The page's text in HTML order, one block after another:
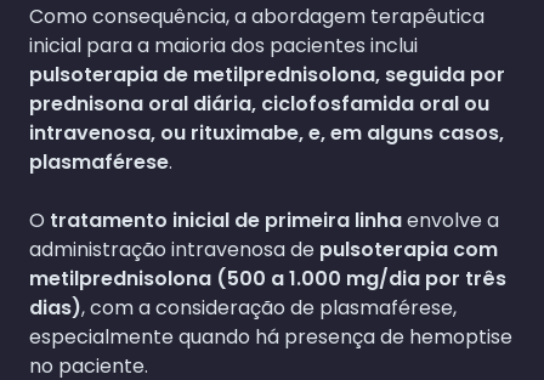
Como consequência, a abordagem terapêutica
inicial para a maioria dos pacientes inclui
pulsoterapia de metilprednisolona, seguida por
prednisona oral diária, ciclofosfamida oral ou
intravenosa, ou rituximabe, e, em alguns casos,
plasmaférese.
O tratamento inicial de primeira linhaenvolve a
administração intravenosa de pulsoterapia com
metilprednisolona (500 a 1.000 mg/dia por três
dias), com a consideração de plasmaférese,
especialmente quando há presença de hemoptise
no paciente.